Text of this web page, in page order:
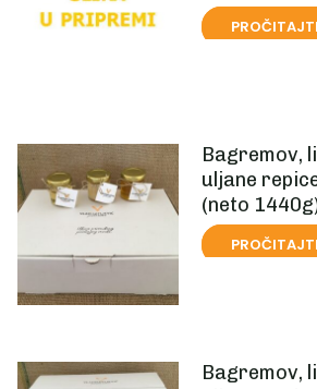
Bagremov,
uljane
(neto
Bagremov,